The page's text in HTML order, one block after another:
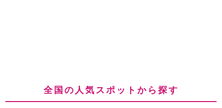
全国の人気スポットから探す